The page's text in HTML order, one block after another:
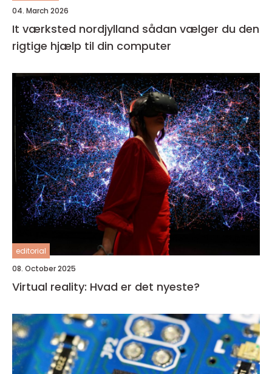
04. March 2026
It værksted nordjylland sådan vælger du den
rigtige hjælp til din computer
editorial
08. October 2025
Virtual reality: Hvad er det nyeste?